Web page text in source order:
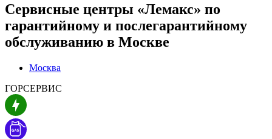
Сервисные центры «Лемакс» по
гарантийному и послегарантийному
обслуживанию в Москве
Москва
ГОРСЕРВИС